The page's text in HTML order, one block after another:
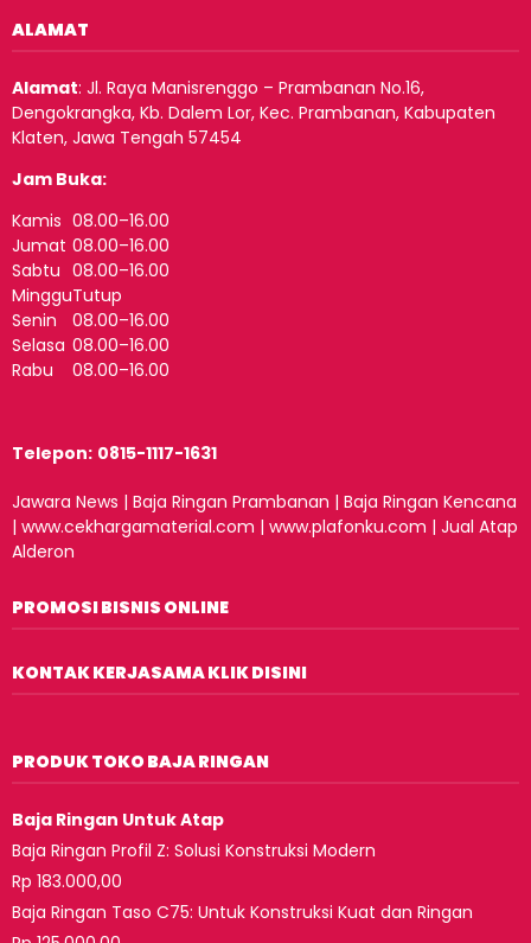
ALAMAT
Alamat: Jl. Raya Manisrenggo – Prambanan No.16,
Dengokrangka, Kb. Dalem Lor, Kec. Prambanan, Kabupaten
Klaten, Jawa Tengah 57454
Jam Buka:
Kamis 08.00–16.00
Jumat 08.00–16.00
Sabtu 08.00–16.00
MingguTutup
Senin
08.00–16.00
Selasa 08.00–16.00
Rabu
08.00–16.00
Telepon: 0815-1117-1631
Jawara News | Baja Ringan Prambanan | Baja Ringan Kencana
| www.cekhargamaterial.com | www.plafonku.com | Jual Atap
Alderon
PROMOSI BISNIS ONLINE
KONTAK KERJASAMA KLIK DISINI
PRODUK TOKO BAJA RINGAN
Baja Ringan Untuk Atap
Baja Ringan Profil Z: Solusi Konstruksi Modern
Rp 183.000,00
Baja Ringan Taso C75: Untuk Konstruksi Kuat dan Ringan